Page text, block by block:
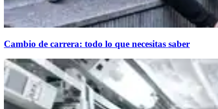
Cambio de carrera: todo lo que necesitas saber